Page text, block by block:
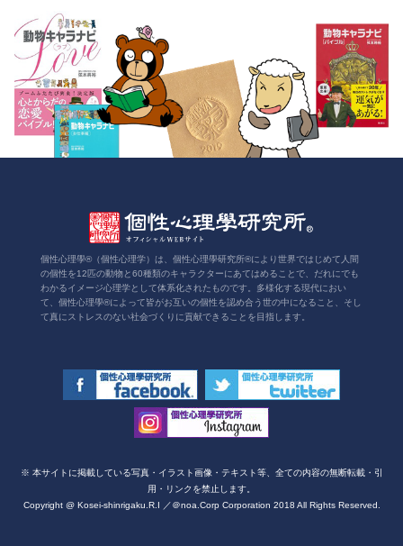
個性心理學®（個性心理学）は、個性心理學研究所®により世界ではじめて人間
の個性を12匹の動物と60種類のキャラクターにあてはめることで、だれにでも
わかるイメージ心理学として体系化されたものです。多様化する現代におい
て、個性心理學®によって皆がお互いの個性を認め合う世の中になること、そし
て真にストレスのない社会づくりに貢献できることを目指します。
※ 本サイトに掲載している写真・イラスト画像・テキスト等、全ての内容の無断転載・引
用・リンクを禁止します。
Copyright @ Kosei-shinrigaku.R.I ／＠noa.Corp Corporation 2018 All Rights Reserved.